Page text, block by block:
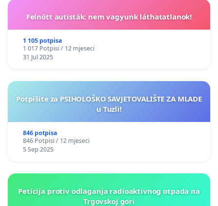
Felnőtt autisták: nem vagyunk láthatatlanok!
1 105 potpisa
1 017 Potpisi / 12 mjeseci
31 Jul 2025
Potpišite za PSIHOLOŠKO SAVJETOVALIŠTE ZA MLADE
u Tuzli!
846 potpisa
846 Potpisi / 12 mjeseci
5 Sep 2025
Peticija protiv odlaganja radioaktivnog otpada na
Trgovskoj gori